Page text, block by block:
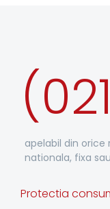
apelabil din orice
nationala, fixa
Protectia